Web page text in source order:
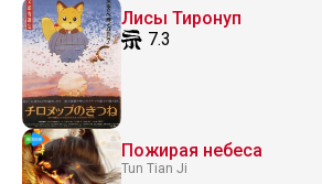
Лисы Тиронуп
7.3
Пожирая небеса
Tun Tian Ji